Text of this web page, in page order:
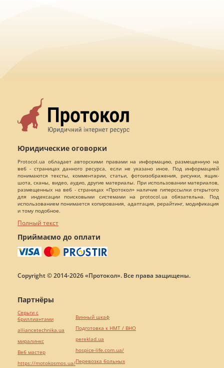
Юридические оговорки
Protocol.ua обладает авторскими правами на информацию, размещенную на
веб - страницах данного ресурса, если не указано иное. Под информацией
понимаются тексты, комментарии, статьи, фотоизображения, рисунки, ящик-
шота, сканы, видео, аудио, другие материалы. При использовании материалов,
размещенных на веб - страницах «Протокол» наличие гиперссылки открытого
для индексации поисковыми системами на protocol.ua обязательна. Под
использованием понимается копирования, адаптация, рерайтинг, модификация
и тому подобное.
Полный текст
Приймаємо до оплати
Copyright © 2014-2026 «Протокол». Все права защищены.
Партнёры
Серьги с
бриллиантами
alliancetechnika.ua
миралинкс
Веб мастер
https://motokosmos.ua/
Винный шкаф
Подготовка к НМТ / ВНО
pereklad.ua
hospice-life.com.ua/
Перевозка больных